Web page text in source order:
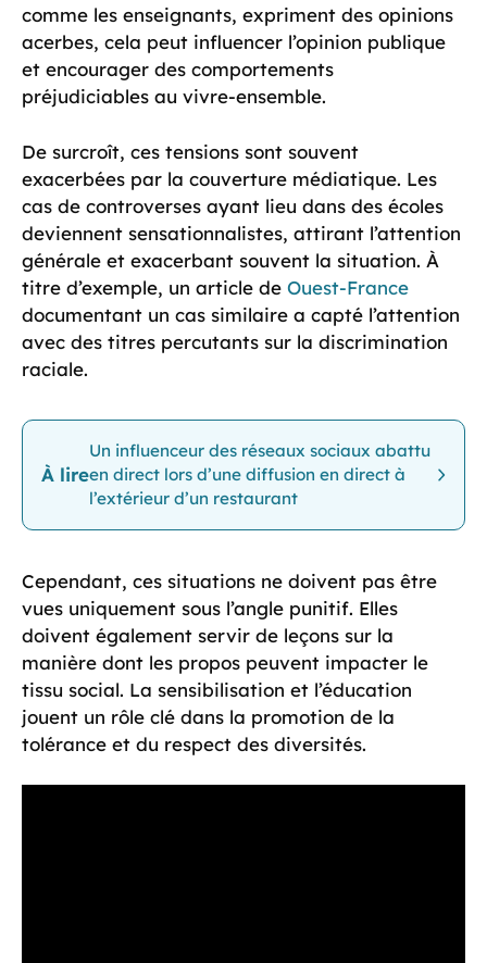
comme les enseignants, expriment des opinions
acerbes, cela peut influencer l’opinion publique
et encourager des comportements
préjudiciables au vivre-ensemble.
De surcroît, ces tensions sont souvent
exacerbées par la couverture médiatique. Les
cas de controverses ayant lieu dans des écoles
deviennent sensationnalistes, attirant l’attention
générale et exacerbant souvent la situation. À
titre d’exemple, un article de Ouest-France
documentant un cas similaire a capté l’attention
avec des titres percutants sur la discrimination
raciale.
À lire
Un influenceur des réseaux sociaux abattu
en direct lors d’une diffusion en direct à
l’extérieur d’un restaurant
Cependant, ces situations ne doivent pas être
vues uniquement sous l’angle punitif. Elles
doivent également servir de leçons sur la
manière dont les propos peuvent impacter le
tissu social. La sensibilisation et l’éducation
jouent un rôle clé dans la promotion de la
tolérance et du respect des diversités.